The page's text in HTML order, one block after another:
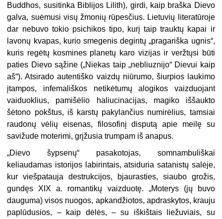
Buddhos, susitinka Biblijos Lilith), girdi, kaip braška Dievo
galva, suėmusi visų žmonių rūpesčius. Lietuvių literatūroje
dar nebuvo tokio psichikos tipo, kurį taip trauktų kapai ir
lavonų kvapas, kurio smegenis degintų „pragariška ugnis“,
kuris regėtų kosmines planetų karo vizijas ir veržtųsi būti
paties Dievo sąžine („Niekas taip „nebliuznijo“ Dievui kaip
aš“). Atsirado autentiško vaizdų niūrumo, šiurpios laukimo
įtampos, infemališkos netikėtumų alogikos vaizduojant
vaiduoklius, pamišėlio haliucinacijas, magiko iššaukto
šėtono pokštus, iš karstų pakylančius numirėlius, tamsiai
raudonų vėlių eisenas, filosofinį disputą apie meilę su
savižude moterimi, grįžusia trumpam iš anapus.
„Dievo šypsenų“ pasakotojas, somnambuliškai
keliaudamas istorijos labirintais, atsiduria satanistų salėje,
kur viešpatauja destrukcijos, bjaurasties, siaubo grožis,
gundęs XIX a. romantikų vaizduotę. „Moterys (jų buvo
dauguma) visos nuogos, apkandžiotos, apdraskytos, krauju
paplūdusios, – kaip dėlės, – su iškištais liežuviais, su